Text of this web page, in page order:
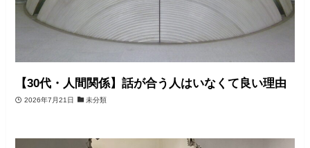
【30代・人間関係】話が合う人はいなくて良い理由
2026年7月21日 未分類